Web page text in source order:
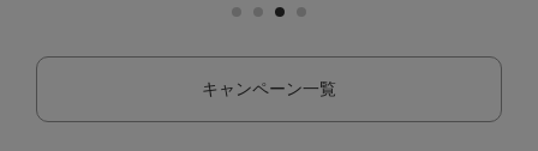
キャンペーン一覧